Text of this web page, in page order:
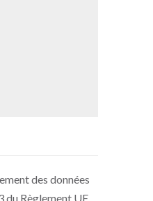
des données
du Règlement UE